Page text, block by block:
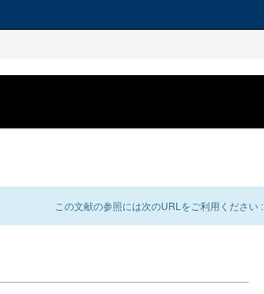
この文献の参照には次のURLをご利用ください :